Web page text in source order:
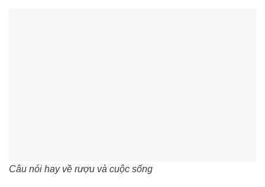
Câu nói hay về rượu và cuộc sống